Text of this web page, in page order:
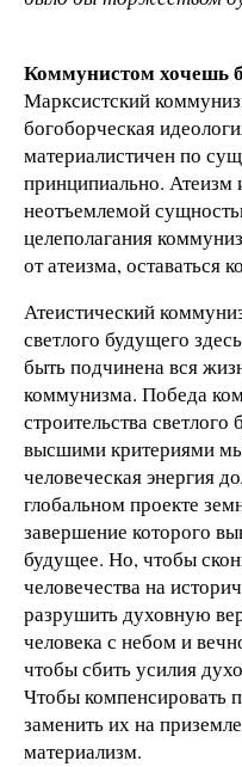
Коммунистом хочешь
Марксистский
богоборческая
материалистичен по
принципиально. Атеизм
неотъемлемой
целеполагания
от атеизма, оставаться
Атеистический
светлого будущего
быть подчинена вся
коммунизма. Победа
строительства
высшими критериями
человеческая энергия
глобальном проекте
завершение которого
будущее. Но, чтобы
человечества на
разрушить духовную
человека с небом и
чтобы сбить усилия
Чтобы компенсировать
заменить их на
материализм.